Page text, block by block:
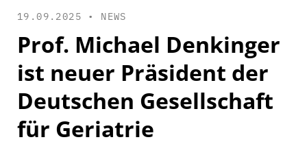
19.09.2025 • NEWS
Prof. Michael Denkinger
ist neuer Präsident der
Deutschen Gesellschaft
für Geriatrie